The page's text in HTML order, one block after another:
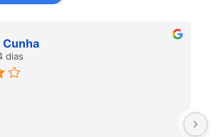
Cunha
dias